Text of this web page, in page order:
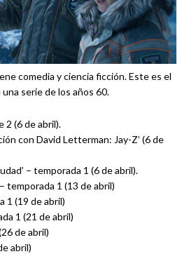
comedia y ciencia ficción. Este es el
serie de los años 60.
2 (6 de abril).
con David Letterman: Jay-Z’ (6 de
– temporada 1 (6 de abril).
temporada 1 (13 de abril)
1 (19 de abril)
1 (21 de abril)
de abril)
abril)